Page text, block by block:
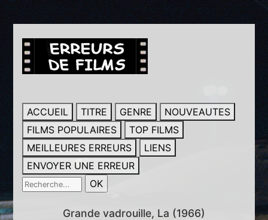
ACCUEIL TITRE GENRE
NOUVEAUTES
FILMS POPULAIRES
TOP FILMS
MEILLEURES ERREURS
LIENS
ENVOYER UNE ERREUR
Grande vadrouille, La (1966)